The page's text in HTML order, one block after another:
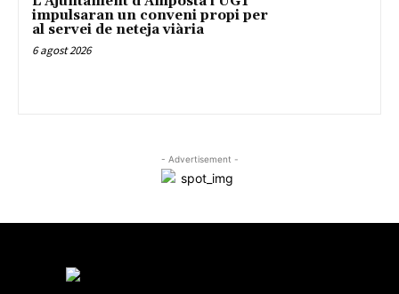
impulsaran un conveni propi per
al servei de neteja viària
6 agost 2026
- Advertisement -